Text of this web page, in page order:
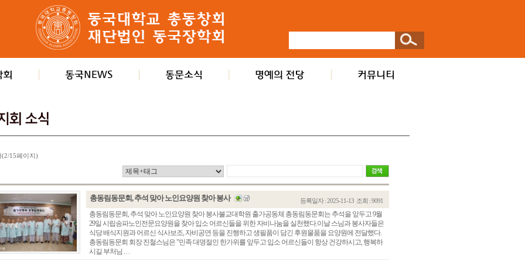
(2/15페이지)
총동림동문회, 추석 맞아 노인요양원 찾아 봉사 등록일자 : 2025-11-13 조회 : 9091
총동림동문회, 추석 맞아 노인요양원 찾아 봉사불교대학원 출가공동체 총동림동문회는 추석을 앞두고 9월
29일 시립송파노인전문요양원을 찾아 입소 어르신들을 위한 자비나눔을 실천했다.이날 스님과 봉사자들은
식당 배식지원과 어르신 식사보조, 자비공연 등을 진행하고 생필품이 담긴 후원물품을 요양원에 전달했다.
총동림동문회 회장 진철스님은 "민족 대명절인 한가위를 앞두고 입소 어르신들이 항상 건강하시고, 행복하
시길 부처님 . . .